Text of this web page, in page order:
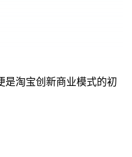
是淘宝创新商业模式的初